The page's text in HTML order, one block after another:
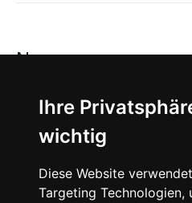
Ihre
wichtig
Diese Website
Targeting Technologien,
News
About
Instagram
Facebook